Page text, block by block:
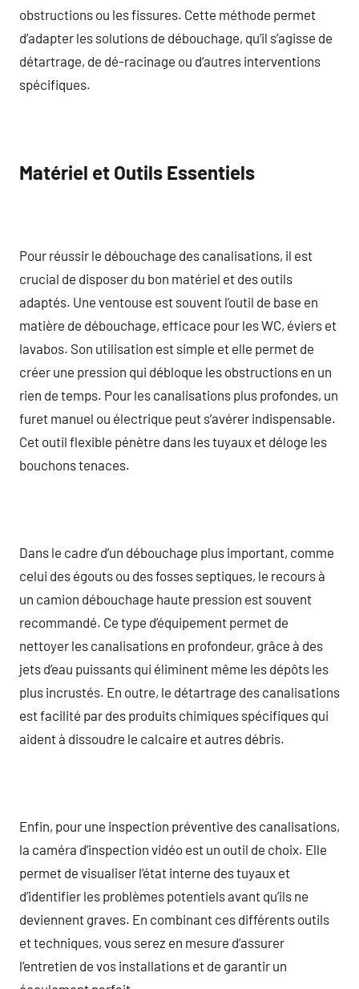
obstructions ou les fissures. Cette méthode permet
d’adapter les solutions de débouchage, qu’il s’agisse de
détartrage, de dé-racinage ou d’autres interventions
spécifiques.
Matériel et Outils Essentiels
Pour réussir le débouchage des canalisations, il est
crucial de disposer du bon matériel et des outils
adaptés. Une ventouse est souvent l’outil de base en
matière de débouchage, efficace pour les WC, éviers et
lavabos. Son utilisation est simple et elle permet de
créer une pression qui débloque les obstructions en un
rien de temps. Pour les canalisations plus profondes, un
furet manuel ou électrique peut s’avérer indispensable.
Cet outil flexible pénètre dans les tuyaux et déloge les
bouchons tenaces.
Dans le cadre d’un débouchage plus important, comme
celui des égouts ou des fosses septiques, le recours à
un camion débouchage haute pression est souvent
recommandé. Ce type d’équipement permet de
nettoyer les canalisations en profondeur, grâce à des
jets d’eau puissants qui éliminent même les dépôts les
plus incrustés. En outre, le détartrage des canalisations
est facilité par des produits chimiques spécifiques qui
aident à dissoudre le calcaire et autres débris.
Enfin, pour une inspection préventive des canalisations,
la caméra d’inspection vidéo est un outil de choix. Elle
permet de visualiser l’état interne des tuyaux et
d’identifier les problèmes potentiels avant qu’ils ne
deviennent graves. En combinant ces différents outils
et techniques, vous serez en mesure d’assurer
l’entretien de vos installations et de garantir un